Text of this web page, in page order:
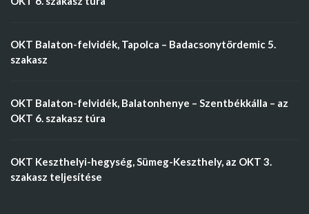
OKT Balaton-felvidék, Tapolca – Badacsonytördemic 5.
szakasz
OKT Balaton-felvidék, Balatonhenye – Szentbékkálla – az
OKT 6. szakasz túra
OKT Keszthelyi-hegység, Sümeg-Keszthely, az OKT 3.
szakasz teljesítése